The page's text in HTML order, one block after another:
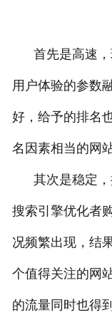
首先是高速，
用户体验的参数
好，给予的排名
名因素相当的网
其次是稳定，
搜索引擎优化者
况频繁出现，结
个值得关注的网
的流量同时也得